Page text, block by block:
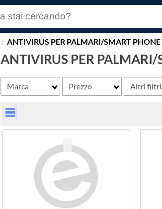
ANTIVIRUS PER PALMARI/SMART PHONE
ANTIVIRUS PER
Marca Prezzo Altri filtri